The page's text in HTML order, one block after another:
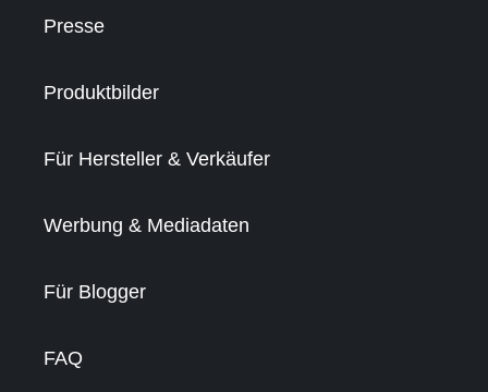
Presse
Produktbilder
Für Hersteller & Verkäufer
Werbung & Mediadaten
Für Blogger
FAQ